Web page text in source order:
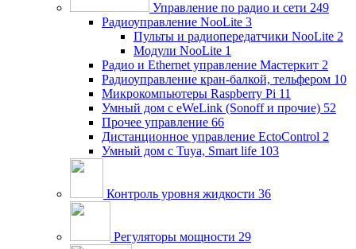
Управление по радио и сети 249
Радиоуправление NooLite 3
Пульты и радиопередатчики NooLite 2
Модули NooLite 1
Радио и Ethernet управление Мастеркит 2
Радиоуправление кран-балкой, тельфером 10
Микрокомпьютеры Raspberry Pi 11
Умный дом c eWeLink (Sonoff и прочие) 52
Прочее управление 66
Дистанционное управление EctoControl 2
Умный дом с Tuya, Smart life 103
Контроль уровня жидкости 36
Регуляторы мощности 29